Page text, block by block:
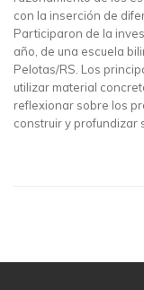
con la inserción de
Participaron de la
año, de una escuela
Pelotas/RS. Los
utilizar material
reflexionar sobre los
construir y profundizar